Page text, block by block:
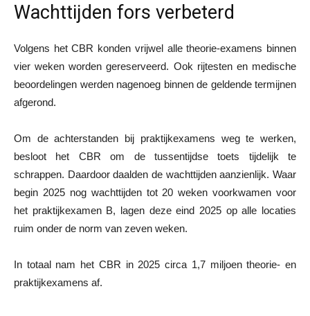
Wachttijden fors verbeterd
Volgens het CBR konden vrijwel alle theorie-examens binnen
vier weken worden gereserveerd. Ook rijtesten en medische
beoordelingen werden nagenoeg binnen de geldende termijnen
afgerond.
Om de achterstanden bij praktijkexamens weg te werken,
besloot het CBR om de tussentijdse toets tijdelijk te
schrappen. Daardoor daalden de wachttijden aanzienlijk. Waar
begin 2025 nog wachttijden tot 20 weken voorkwamen voor
het praktijkexamen B, lagen deze eind 2025 op alle locaties
ruim onder de norm van zeven weken.
In totaal nam het CBR in 2025 circa 1,7 miljoen theorie- en
praktijkexamens af.